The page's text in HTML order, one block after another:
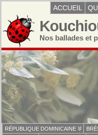
ACCUEIL
Nos ballades et
RÉPUBLIQUE DOMINICAINE